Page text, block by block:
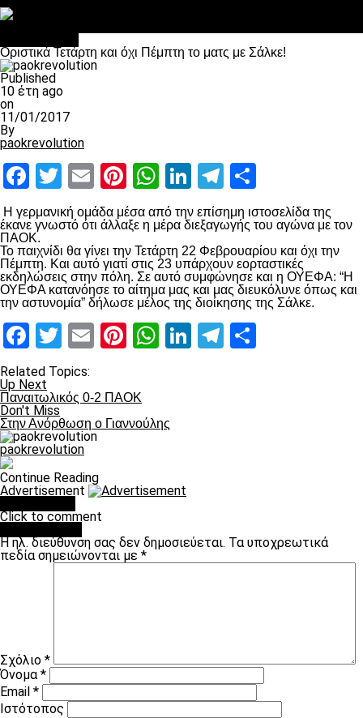
Οριστικά Τετάρτη και όχι Πέμπτη το ματς με Σάλκε!
Published
10 έτη ago
on
11/01/2017
By
paokrevolution
Facebook
Twitter
EmailPinterest
WhatsApp
LinkedIn
Telegram
Η γερμανική ομάδα μέσα από την επίσημη ιστοσελίδα της
έκανε γνωστό ότι άλλαξε η μέρα διεξαγωγής του αγώνα με τον
ΠΑΟΚ.
Το παιχνίδι θα γίνει την Τετάρτη 22 Φεβρουαρίου και όχι την
Πέμπτη. Και αυτό γιατί στις 23 υπάρχουν εορταστικές
εκδηλώσεις στην πόλη. Σε αυτό συμφώνησε και η ΟΥΕΦΑ: “Η
ΟΥΕΦΑ κατανόησε το αίτημα μας και μας διευκόλυνε όπως και
την αστυνομία” δήλωσε μέλος της διοίκησης της Σάλκε.
Facebook
Twitter
EmailPinterest
WhatsApp
LinkedIn
Telegram
Related Topics:
Up Next
Παναιτωλικός 0-2 ΠΑΟΚ
Don't Miss
Στην Ανόρθωση ο Γιαννούλης
paokrevolution
Continue Reading
Advertisement
Click to comment
Η ηλ. διεύθυνση σας δεν δημοσιεύεται. Τα υποχρεωτικά
πεδία σημειώνονται με *
Σχόλιο *
Όνομα*
Email *
Ιστότοπος